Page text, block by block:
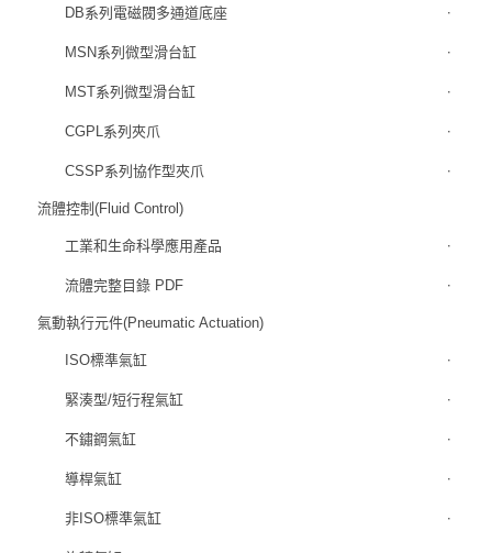
DB系列電磁閥多通道底座
MSN系列微型滑台缸
MST系列微型滑台缸
CGPL系列夾爪
CSSP系列協作型夾爪
流體控制(Fluid Control)
工業和生命科學應用產品
流體完整目錄 PDF
氣動執行元件(Pneumatic Actuation)
ISO標準氣缸
緊湊型/短行程氣缸
不鏽鋼氣缸
導桿氣缸
非ISO標準氣缸